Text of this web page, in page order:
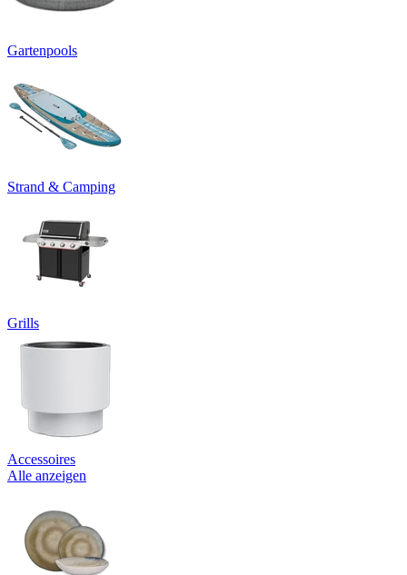
Gartenpools
Strand & Camping
Grills
Accessoires
Alle anzeigen